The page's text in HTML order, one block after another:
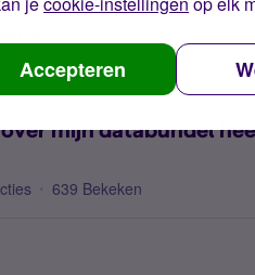
Accepteren
mijn databundel
639 Bekeken